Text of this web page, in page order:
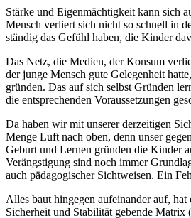
Stärke und Eigenmächtigkeit kann sich
Mensch verliert sich nicht so schnell in
ständig das Gefühl haben, die Kinder
Das Netz, die Medien, der Konsum
der junge Mensch gute Gelegenheit
gründen. Das auf sich selbst Gründen
die entsprechenden Voraussetzungen
Da haben wir mit unserer derzeitigen
Menge Luft nach oben, denn unser
Geburt und Lernen gründen die Kinder
Verängstigung sind noch immer
auch pädagogischer Sichtweisen. Ein
Alles baut hingegen aufeinander auf, hat
Sicherheit und Stabilität gebende Matrix